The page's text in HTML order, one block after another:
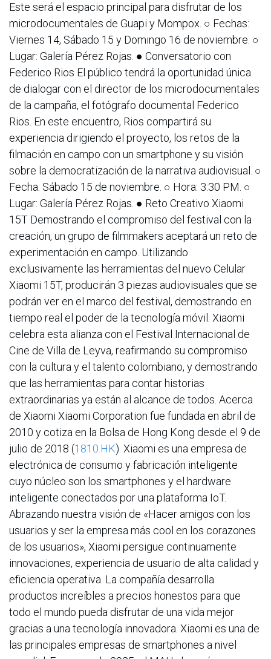
Este será el espacio principal para disfrutar de los
microdocumentales de Guapi y Mompox. ○ Fechas:
Viernes 14, Sábado 15 y Domingo 16 de noviembre. ○
Lugar: Galería Pérez Rojas. ● Conversatorio con
Federico Rios El público tendrá la oportunidad única
de dialogar con el director de los microdocumentales
de la campaña, el fotógrafo documental Federico
Rios. En este encuentro, Rios compartirá su
experiencia dirigiendo el proyecto, los retos de la
filmación en campo con un smartphone y su visión
sobre la democratización de la narrativa audiovisual. ○
Fecha: Sábado 15 de noviembre. ○ Hora: 3:30 PM. ○
Lugar: Galería Pérez Rojas. ● Reto Creativo Xiaomi
15T Demostrando el compromiso del festival con la
creación, un grupo de filmmakers aceptará un reto de
experimentación en campo. Utilizando
exclusivamente las herramientas del nuevo Celular
Xiaomi 15T, producirán 3 piezas audiovisuales que se
podrán ver en el marco del festival, demostrando en
tiempo real el poder de la tecnología móvil. Xiaomi
celebra esta alianza con el Festival Internacional de
Cine de Villa de Leyva, reafirmando su compromiso
con la cultura y el talento colombiano, y demostrando
que las herramientas para contar historias
extraordinarias ya están al alcance de todos. Acerca
de Xiaomi Xiaomi Corporation fue fundada en abril de
2010 y cotiza en la Bolsa de Hong Kong desde el 9 de
julio de 2018 (1810.HK). Xiaomi es una empresa de
electrónica de consumo y fabricación inteligente
cuyo núcleo son los smartphones y el hardware
inteligente conectados por una plataforma IoT.
Abrazando nuestra visión de «Hacer amigos con los
usuarios y ser la empresa más cool en los corazones
de los usuarios», Xiaomi persigue continuamente
innovaciones, experiencia de usuario de alta calidad y
eficiencia operativa. La compañía desarrolla
productos increíbles a precios honestos para que
todo el mundo pueda disfrutar de una vida mejor
gracias a una tecnología innovadora. Xiaomi es una de
las principales empresas de smartphones a nivel